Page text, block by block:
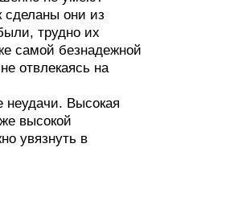
сделаны они из
трудно их
самой безнадежной
отвлекаясь на
Высокая
высокой
увязнуть в